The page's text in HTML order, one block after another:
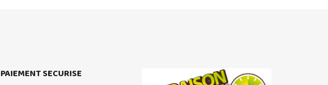
PAIEMENT SECURISE